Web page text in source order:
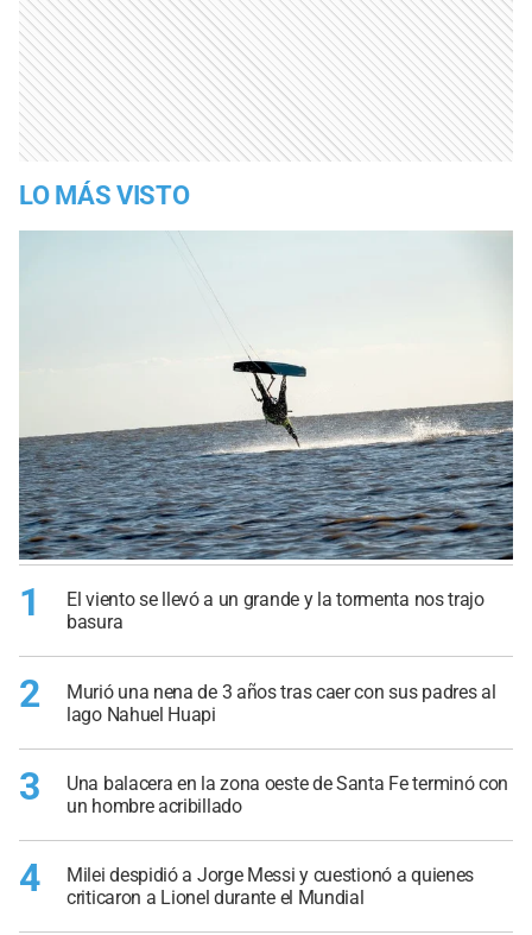
LO MÁS VISTO
1
El viento se llevó a un grande y la tormenta nos trajo
basura
2
Murió una nena de 3 años tras caer con sus padres al
lago Nahuel Huapi
3
Una balacera en la zona oeste de Santa Fe terminó con
un hombre acribillado
4
Milei despidió a Jorge Messi y cuestionó a quienes
criticaron a Lionel durante el Mundial